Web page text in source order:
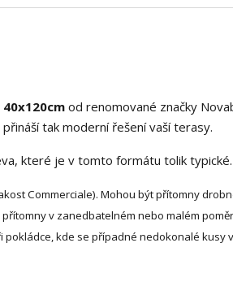
40x120cmod renomované značky
přináší tak moderní řešení vaší terasy.
které je v tomto formátu tolik typické.
Commerciale). Mohou být přítomny
v zanedbatelném nebo malém
pokládce, kde se případné nedokonalé